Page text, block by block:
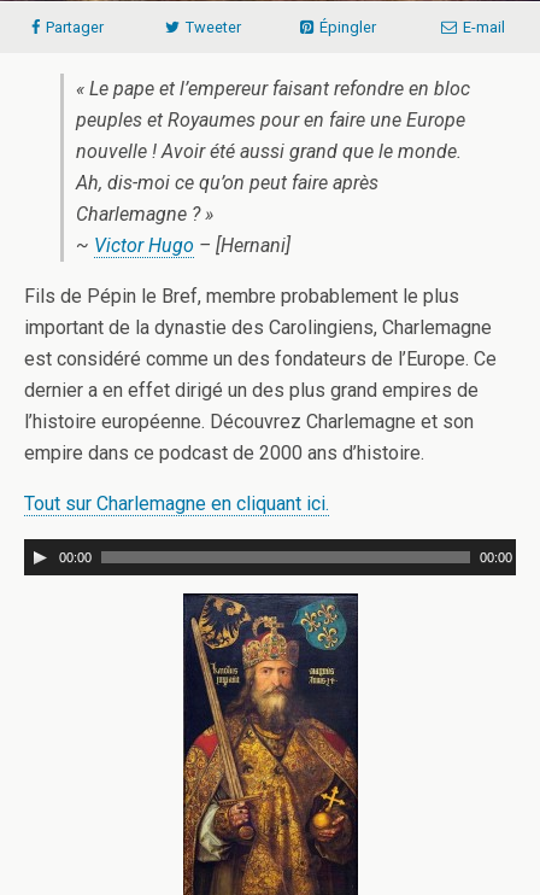
Partager Tweeter Épingler E-mail
« Le pape et l’empereur faisant refondre en bloc
peuples et Royaumes pour en faire une Europe
nouvelle ! Avoir été aussi grand que le monde.
Ah, dis-moi ce qu’on peut faire après
Charlemagne ? »
~ Victor Hugo – [Hernani]
Fils de Pépin le Bref, membre probablement le plus
important de la dynastie des Carolingiens, Charlemagne
est considéré comme un des fondateurs de l’Europe. Ce
dernier a en effet dirigé un des plus grand empires de
l’histoire européenne. Découvrez Charlemagne et son
empire dans ce podcast de 2000 ans d’histoire.
Tout sur Charlemagne en cliquant ici.
00:00 00:00